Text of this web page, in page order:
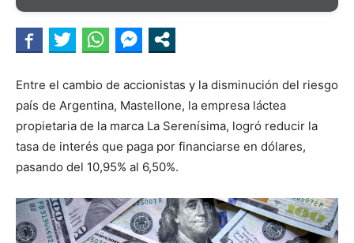
Entre el cambio de accionistas y la disminución del riesgo
país de Argentina, Mastellone, la empresa láctea
propietaria de la marca La Serenísima, logró reducir la
tasa de interés que paga por financiarse en dólares,
pasando del 10,95% al 6,50%.